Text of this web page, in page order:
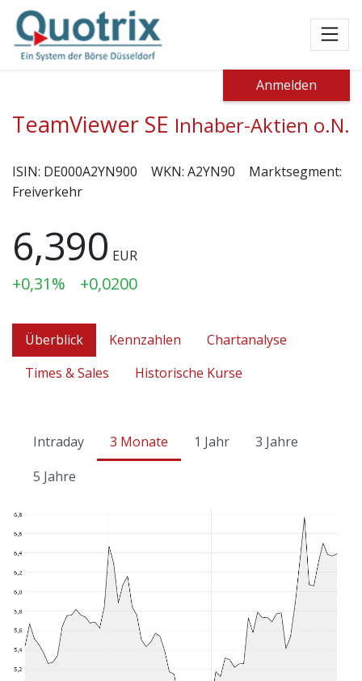
Anmelden
TeamViewer SE Inhaber-Aktien o.N.
ISIN: DE000A2YN900 WKN: A2YN90
Marktsegment:
Freiverkehr
6,390 EUR
+0,31% +0,0200
Überblick Kennzahlen
Chartanalyse
Times & Sales
Historische Kurse
Intraday 3 Monate 1 Jahr
3 Jahre
5 Jahre